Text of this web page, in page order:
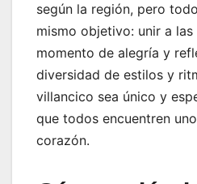
según la región, pero
mismo objetivo: unir a las
momento de alegría y
diversidad de estilos y
villancico sea único y
que todos encuentren
corazón.